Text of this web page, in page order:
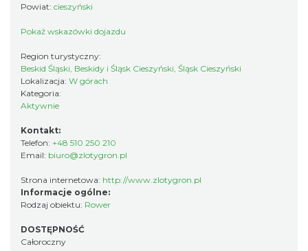
Powiat: cieszyński
Pokaż wskazówki dojazdu
Region turystyczny:
Beskid Śląski, Beskidy i Śląsk Cieszyński, Śląsk Cieszyński
Lokalizacja: W górach
Kategoria:
Aktywnie
Kontakt:
Telefon: +48 510 250 210
Email: biuro@zlotygron.pl
Strona internetowa: http://www.zlotygron.pl
Informacje ogólne:
Rodzaj obiektu: Rower
DOSTĘPNOŚĆ
Całoroczny